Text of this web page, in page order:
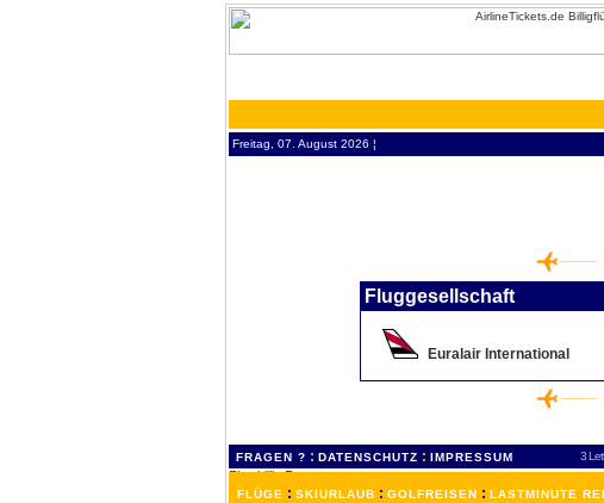
Freitag, 07. August 2026 ¦
Fluggesellschaft
Euralair International
FRAGEN ? : DATENSCHUTZ : IMPRESSUM 3
FLÜGE : SKIURLAUB : GOLFREISEN : LASTMINUTE